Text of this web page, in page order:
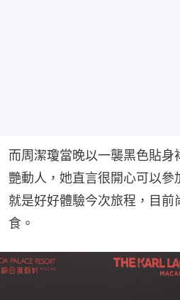
而周潔瓊當晚以一襲黑色貼身
艷動人，她直言很開心可以參
就是好好體驗今次旅程，目前
食。